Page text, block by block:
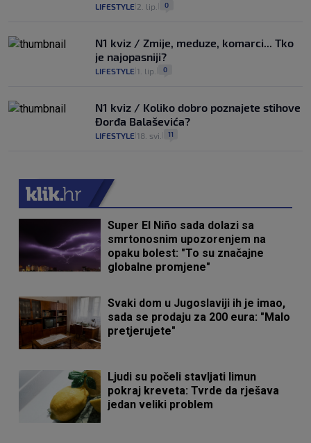
LIFESTYLE 2. lip. 0
N1 kviz / Zmije, meduze, komarci... Tko
je najopasniji?
LIFESTYLE 1. lip. 0
N1 kviz / Koliko dobro poznajete stihove
Đorđa Balaševića?
LIFESTYLE 18. svi. 11
Super El Niño sada dolazi sa
smrtonosnim upozorenjem na
opaku bolest: "To su značajne
globalne promjene"
Svaki dom u Jugoslaviji ih je imao,
sada se prodaju za 200 eura: "Malo
pretjerujete"
Ljudi su počeli stavljati limun
pokraj kreveta: Tvrde da rješava
jedan veliki problem